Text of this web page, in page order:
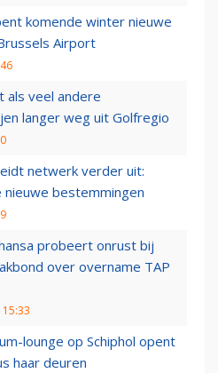
komende winter nieuwe
Airport
als veel andere
langer weg uit Golfregio
netwerk verder uit:
nieuwe bestemmingen
probeert onrust bij
over overname TAP
lounge op Schiphol opent
haar deuren